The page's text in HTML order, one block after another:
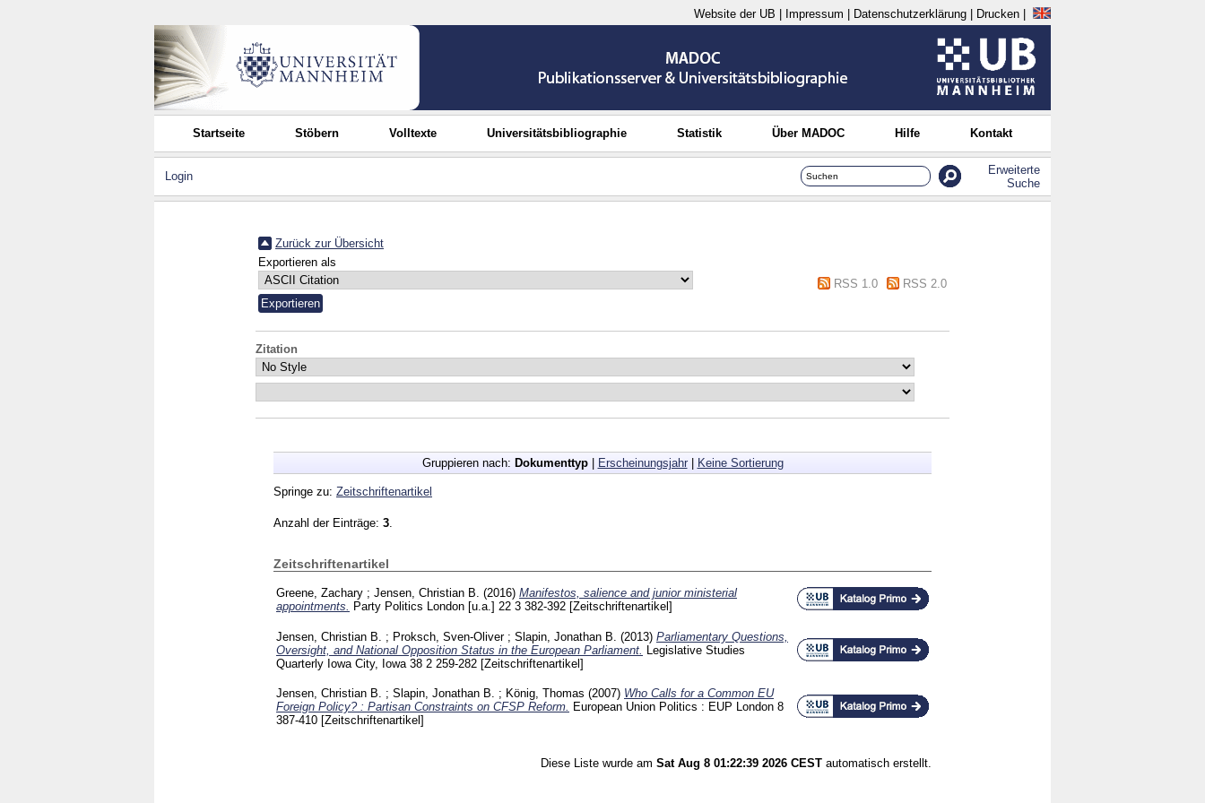
Website der UB Impressum Datenschutzerklärung Drucken
Startseite Stöbern Volltexte Universitätsbibliographie Statistik Über MADOC Hilfe Kontakt
Login
Erweiterte
Suche
Zurück zur Übersicht
Exportieren als
RSS 1.0
RSS 2.0
Zitation
Gruppieren nach: Dokumenttyp| Erscheinungsjahr| Keine Sortierung
Springe zu: Zeitschriftenartikel
Anzahl der Einträge: 3
Zeitschriftenartikel
Greene, Zachary ; Jensen, Christian B. (2016) Manifestos, salience and junior ministerial
appointments.
Party Politics London [u.a.] 22 3 382-392 [Zeitschriftenartikel]
Jensen, Christian B. ; Proksch, Sven-Oliver; Slapin, Jonathan B. (2013) Parliamentary Questions,
Oversight, and National Opposition Status in the European Parliament. Legislative Studies
Quarterly Iowa City, Iowa 38 2 259-282 [Zeitschriftenartikel]
Jensen, Christian B. ; Slapin, Jonathan B. ; König, Thomas (2007) Who Calls for a Common EU
Foreign Policy? : Partisan Constraints on CFSP Reform. European Union Politics : EUP London 8
387-410 [Zeitschriftenartikel]
Diese Liste wurde am Sat Aug 8 01:22:39 2026 CEST automatisch erstellt.